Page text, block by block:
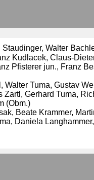
Walter
Kudlacek, Claus-
Pfisterer jun., Franz
Tuma, Gustav
Zartl, Gerhard Tuma,
(Obm.)
Beate Krammer,
Daniela